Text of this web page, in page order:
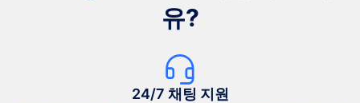
유?
24/7 채팅 지원